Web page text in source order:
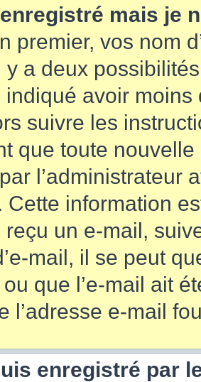
mais je
premier, vos nom
y a deux
avoir moins
suivre les
que toute
l’administrateur
Cette information
un e-mail,
mail, il se peut
que l’e-mail ait
l’adresse e-mail
enregistré par